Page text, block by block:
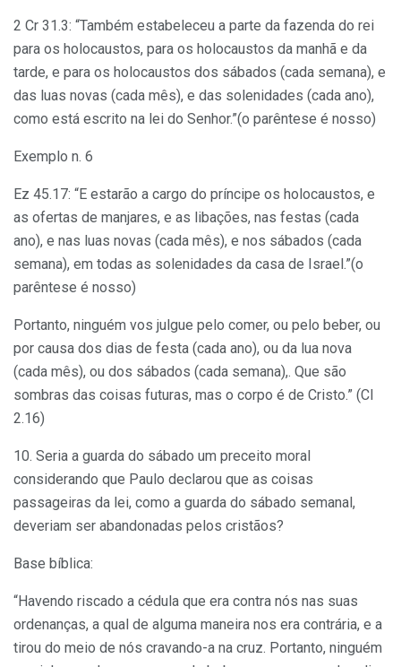
2 Cr 31.3: “Também estabeleceu a parte da fazenda do rei
para os holocaustos, para os holocaustos da manhã e da
tarde, e para os holocaustos dos sábados (cada semana), e
das luas novas (cada mês), e das solenidades (cada ano),
como está escrito na lei do Senhor.”(o parêntese é nosso)
Exemplo n. 6
Ez 45.17: “E estarão a cargo do príncipe os holocaustos, e
as ofertas de manjares, e as libações, nas festas (cada
ano), e nas luas novas (cada mês), e nos sábados (cada
semana), em todas as solenidades da casa de Israel.”(o
parêntese é nosso)
Portanto, ninguém vos julgue pelo comer, ou pelo beber, ou
por causa dos dias de festa (cada ano), ou da lua nova
(cada mês), ou dos sábados (cada semana),. Que são
sombras das coisas futuras, mas o corpo é de Cristo.” (Cl
2.16)
10. Seria a guarda do sábado um preceito moral
considerando que Paulo declarou que as coisas
passageiras da lei, como a guarda do sábado semanal,
deveriam ser abandonadas pelos cristãos?
Base bíblica:
“Havendo riscado a cédula que era contra nós nas suas
ordenanças, a qual de alguma maneira nos era contrária, e a
tirou do meio de nós cravando-a na cruz. Portanto, ninguém